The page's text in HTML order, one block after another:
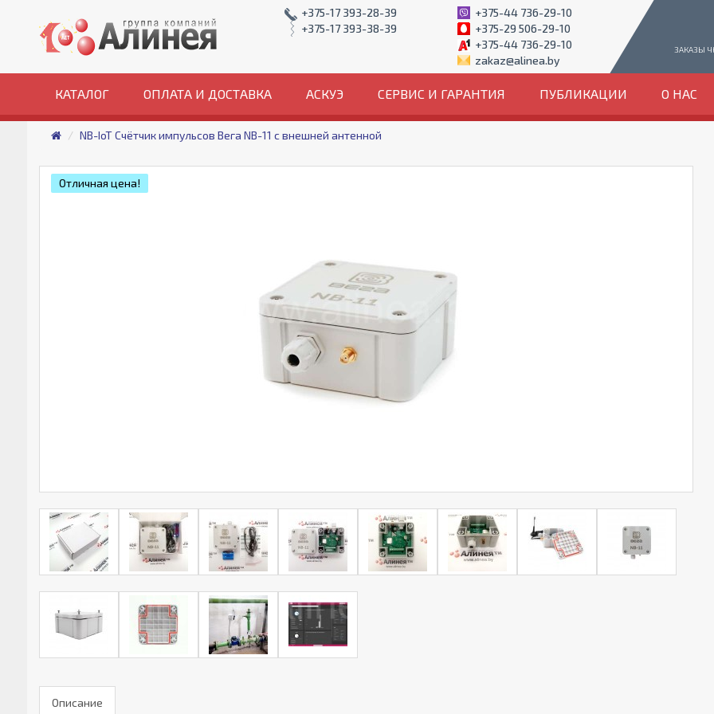
+375-17 393-28-39
+375-17 393-38-39
+375-44 736-29-10
+375-29 506-29-10
+375-44 736-29-10
zakaz@alinea.by
ЗАКАЗЫ
КАТАЛОГ ОПЛАТА И ДОСТАВКА АСКУЭ СЕРВИС И ГАРАНТИЯ ПУБЛИКАЦИИ О НАС
NB-IoT Счётчик импульсов Вега NB-11 с внешней антенной
Отличная цена!
Описание